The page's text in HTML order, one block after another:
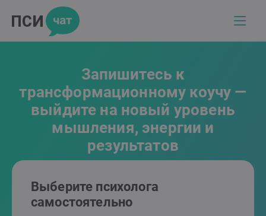
Запишитесь к
трансформационному коучу —
выйдите на новый уровень
мышления, энергии и
результатов
Выберите психолога
самостоятельно